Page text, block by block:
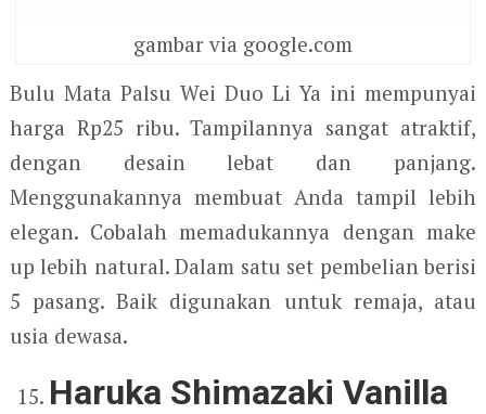
gambar via google.com
Bulu Mata Palsu Wei Duo Li Ya ini mempunyai
harga Rp25 ribu. Tampilannya sangat atraktif,
dengan desain lebat dan panjang.
Menggunakannya membuat Anda tampil lebih
elegan. Cobalah memadukannya dengan make
up lebih natural. Dalam satu set pembelian berisi
5 pasang. Baik digunakan untuk remaja, atau
usia dewasa.
Haruka Shimazaki Vanilla